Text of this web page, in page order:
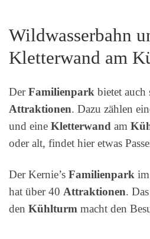
Wildwasserbahn
Kletterwand am
DerFamilienpark bietet auch
Attraktionen. Dazu zählen
und eine Kletterwand am
oder alt, findet hier etwas
Der Kernie’s Familienpark im
hat über 40 Attraktionen.
den Kühlturm macht den